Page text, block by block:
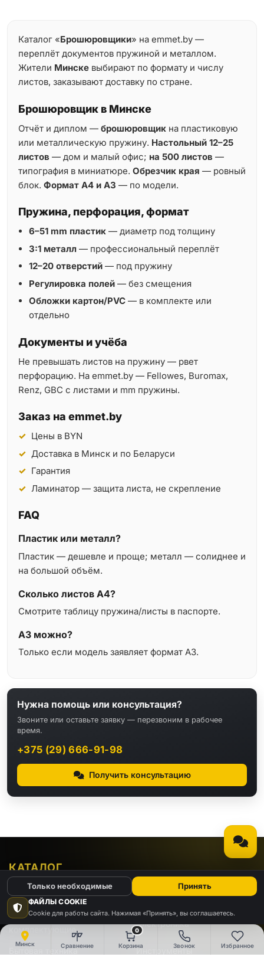
Минск Сравнение
0
Корзина Звонок Избранное
Каталог «Брошюровщики» на emmet.by —
переплёт документов пружиной и металлом.
Жители Минске выбирают по формату и числу
листов, заказывают доставку по стране.
Брошюровщик в Минске
Отчёт и диплом — брошюровщик на пластиковую
или металлическую пружину. Настольный 12–25
листов — дом и малый офис; на 500 листов —
типография в миниатюре. Обрезчик края — ровный
блок. Формат A4 и A3 — по модели.
Пружина, перфорация, формат
6–51 mm пластик — диаметр под толщину
3:1 металл — профессиональный переплёт
12–20 отверстий — под пружину
Регулировка полей — без смещения
Обложки картон/PVC — в комплекте или
отдельно
Документы и учёба
Не превышать листов на пружину — рвет
перфорацию. На emmet.by — Fellowes, Buromax,
Renz, GBC с листами и mm пружины.
Заказ на emmet.by
Цены в BYN
Доставка в Минск и по Беларуси
Гарантия
Ламинатор — защита листа, не скрепление
FAQ
Пластик или металл?
Пластик — дешевле и проще; металл — солиднее и
на большой объём.
Сколько листов A4?
Смотрите таблицу пружина/листы в паспорте.
A3 можно?
Только если модель заявляет формат A3.
Нужна помощь или консультация?
Звоните или оставьте заявку — перезвоним в рабочее
время.
+375 (29) 666-91-98
Получить консультацию
КАТАЛОГ
Видео Аудио
Компьютеры и
комплектующие
Электроника
Бытовая техника Инструменты
ФАЙЛЫ COOKIE
Cookie для работы сайта. Нажимая «Принять», вы соглашаетесь.
Только необходимые Принять